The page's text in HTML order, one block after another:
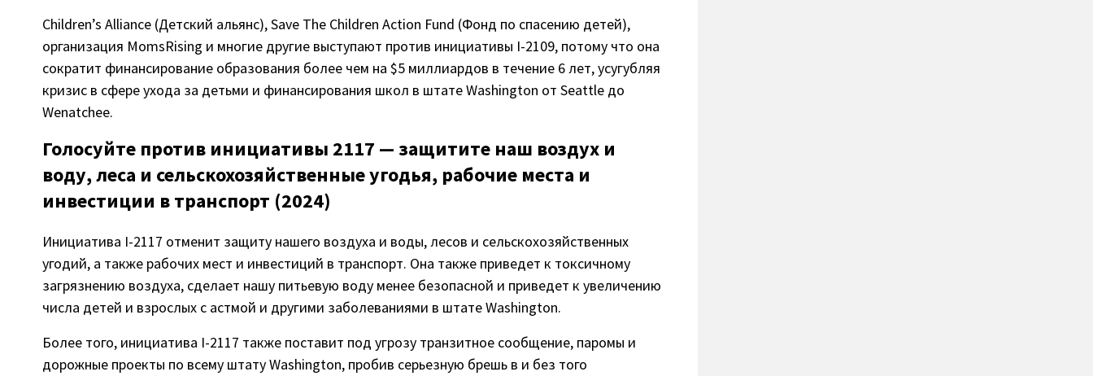
Children’s Alliance (Детский альянс), Save The Children Action Fund (Фонд по спасению детей),
организация MomsRising и многие другие выступают против инициативы I-2109, потому что она
сократит финансирование образования более чем на $5 миллиардов в течение 6 лет, усугубляя
кризис в сфере ухода за детьми и финансирования школ в штате Washington от Seattle до
Wenatchee.
Голосуйте против инициативы 2117 — защитите наш воздух и
воду, леса и сельскохозяйственные угодья, рабочие места и
инвестиции в транспорт (2024)
Инициатива I-2117 отменит защиту нашего воздуха и воды, лесов и сельскохозяйственных
угодий, а также рабочих мест и инвестиций в транспорт. Она также приведет к токсичному
загрязнению воздуха, сделает нашу питьевую воду менее безопасной и приведет к увеличению
числа детей и взрослых с астмой и другими заболеваниями в штате Washington.
Более того, инициатива I-2117 также поставит под угрозу транзитное сообщение, паромы и
дорожные проекты по всему штату Washington, пробив серьезную брешь в и без того